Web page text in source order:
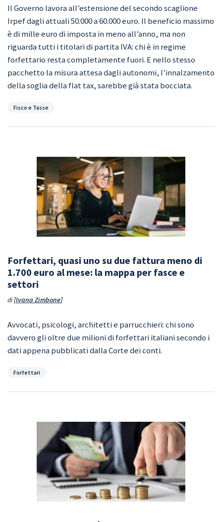
Il Governo lavora all’estensione del secondo scaglione
Irpef dagli attuali 50.000 a 60.000 euro. Il beneficio massimo
è di mille euro di imposta in meno all’anno, ma non
riguarda tutti i titolari di partita IVA: chi è in regime
forfettario resta completamente fuori. E nello stesso
pacchetto la misura attesa dagli autonomi, l’innalzamento
della soglia della flat tax, sarebbe già stata bocciata.
Categorie
Fisco e Tasse
Forfettari, quasi uno su due fattura meno di
1.700 euro al mese: la mappa per fasce e
settori
di Ivana Zimbone
Avvocati, psicologi, architetti e parrucchieri: chi sono
davvero gli oltre due milioni di forfettari italiani secondo i
dati appena pubblicati dalla Corte dei conti.
Categorie
Forfettari